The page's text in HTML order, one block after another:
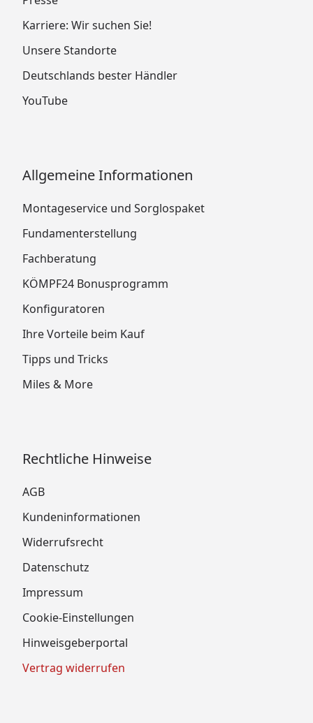
Karriere: Wir suchen Sie!
Unsere Standorte
Deutschlands bester Händler
YouTube
Allgemeine Informationen
Montageservice und Sorglospaket
Fundamenterstellung
Fachberatung
KÖMPF24 Bonusprogramm
Konfiguratoren
Ihre Vorteile beim Kauf
Tipps und Tricks
Miles & More
Rechtliche Hinweise
AGB
Kundeninformationen
Widerrufsrecht
Datenschutz
Impressum
Cookie-Einstellungen
Hinweisgeberportal
Vertrag widerrufen